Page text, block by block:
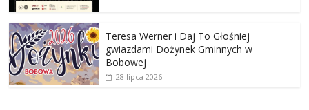
Teresa Werner i Daj To Głośniej
gwiazdami Dożynek Gminnych w
Bobowej
28 lipca 2026